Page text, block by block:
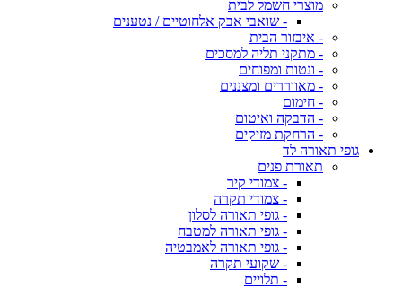
מוצרי חשמל לבית
- שואבי אבק אלחוטיים / נטענים
- איבזור הבית
- מתקני תליה למסכים
- ונטות ומפוחים
- מאווררים ומצננים
- חימום
- הדבקה ואיטום
- הרחקת מזיקים
גופי תאורה לד
תאורת פנים
- צמודי קיר
- צמודי תקרה
- גופי תאורה לסלון
- גופי תאורה למטבח
- גופי תאורה לאמבטיה
- שקועי תקרה
- תלויים